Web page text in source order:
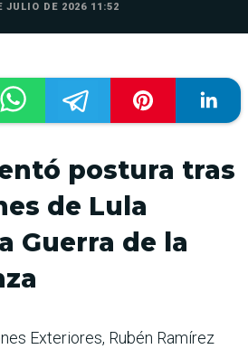
JULIO DE 2026 11:52
postura tras
de Lula
Guerra de la
Exteriores, Rubén Ramírez